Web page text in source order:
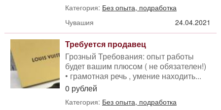
Категория: Без опыта, подработка
Чувашия
24.04.2021
Требуется продавец
Грозный Требования: опыт работы
будет вашим плюсом ( не обязателен!)
• грамотная речь , умение находить...
0 рублей
Категория: Без опыта, подработка